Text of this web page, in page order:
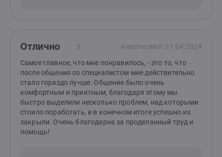
Отлично 5 Анастасияот 21.04.2024
Самое главное, что мне понравилось, - это то, что
после общения со специалистом мне действительно
стало гораздо лучше. Общение было очень
комфортным и приятным, благодаря этому мы
быстро выделили несколько проблем, над которыми
стоило поработать, и в конечном итоге успешно их
закрыли. Очень благодарна за проделанный труд и
помощь!